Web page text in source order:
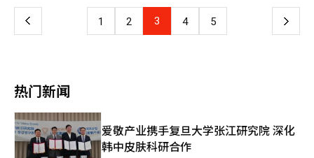
第一的斯科蒂·谢夫勒（美国）和金时沅一起进行首轮和次轮的比
赛。他表示：“谢夫勒现在是名副其实的世界第一，很多球迷会来
为他加油，气氛也会非常热烈。这将是一个很好的机会，可以衡量
季球员锦标赛和主要重大赛事的参赛资格。※ 本报道经人工智能
（AI）系统翻译与编辑。
年连续夺冠，创造韩国人首次在PGA巡回赛卫冕的新历史的李京
勋，去年因腰伤缺席后再次参赛，挑战在自己标志性的舞台上恢复
名誉。 此外，曾在2018年CJ杯@九桥夺冠的布鲁克斯·凯普卡
萨斯州人，背靠家乡球迷参加此次比赛。此外，活跃于韩国职业高
与世界顶级选手同场竞技。 ◆‘CJ之家’扩大运营……积极推动
地区共生CSR CJ杯作为一个全球体育文化平台，持续扩大宣传K食
品和K文化的角色。特别是去年因有效反映赞助商品牌身份和理念
沟通中，结果比意图更为重要。如果负责人的意图与消费者的历史
创伤和不快感无关，那么品牌风险就已经成为现实。 速度竞争下
性。 更大的问题在于，这则文案在外部公开之前，内部验证过程
策划、审核、批准等多个环节。如果在这个过程中未能意识到问
题，说明整个组织的敏感性不足；如果意识到了却没有过滤掉，说
明验证系统本身存在失败。 最近，企业纷纷投入以社交媒体和移
企业安全一直以来主要集中在防范外部攻击。然而，在内部人员利
用访问权限窃取信息的情况下，现有的安全体系便显得无力。实际
可识别个人的联系方式、照片和职级信息，二次伤害的可能性很
大。无论是垃圾短信、网络诈骗，还是针对特定个人的犯罪行为，
都有可能扩散。尤其是女性员工的信息被集中曝光，更是引发了另
一个社会问题。个人信息泄露不仅是数据事故，更直接关系到个人
安全。 此次事件暴露出韩国企业在安全意识上仍然停留在“外部
威胁中心”。大企业花费巨资建立防火墙和安全系统，但在内部访
上 1 2 3 4 5 下
热门新闻
爱敬产业携手复旦大学张江研究院 深化
韩中皮肤科研合作